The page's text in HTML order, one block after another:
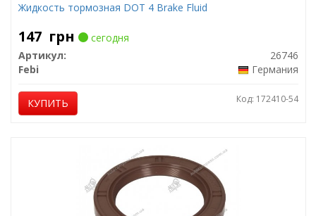
Жидкость тормозная DOT 4 Brake Fluid
147 грн
сегодня
Артикул:
26746
Febi
Германия
КУПИТЬ Код: 172410-54